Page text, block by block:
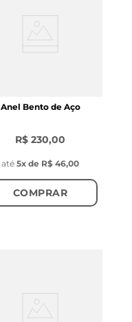
Anel Bento de Aço
R$ 230,00
até 5x de R$ 46,00
COMPRAR